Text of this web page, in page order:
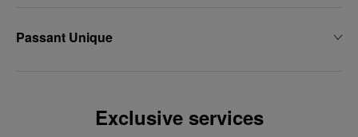
Passant Unique
Exclusive services